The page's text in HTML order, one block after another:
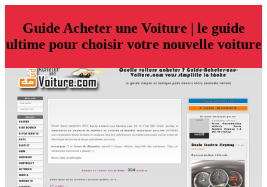
Guide Acheter une Voiture | le guide
ultime pour choisir votre nouvelle voiture